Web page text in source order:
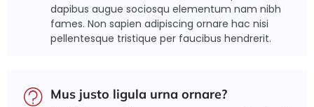
dapibus augue sociosqu elementum nam nibh
fames. Non sapien adipiscing ornare hac nisi
pellentesque tristique per faucibus hendrerit.
Mus justo ligula urna ornare?